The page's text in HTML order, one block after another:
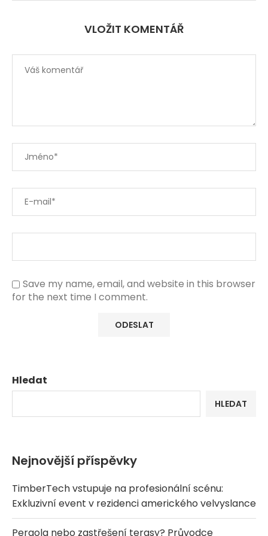
VLOŽIT KOMENTÁŘ
Save my name, email, and website in this browser
for the next time I comment.
Hledat
HLEDAT
Nejnovější příspěvky
TimberTech vstupuje na profesionální scénu:
Exkluzivní event v rezidenci amerického velvyslance
Pergola nebo zastřešení terasy? Průvodce